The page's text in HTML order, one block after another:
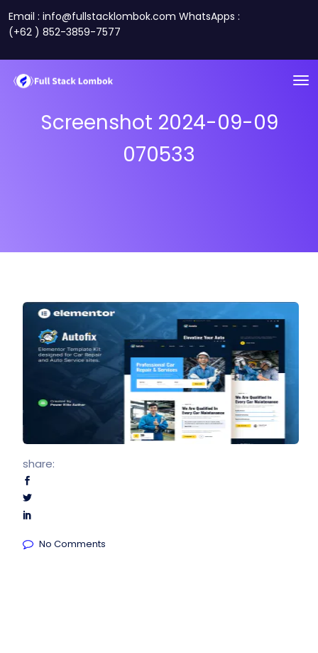
Email : info@fullstacklombok.com WhatsApps :
(+62 ) 852-3859-7577
Screenshot 2024-09-09
070533
share:
No Comments